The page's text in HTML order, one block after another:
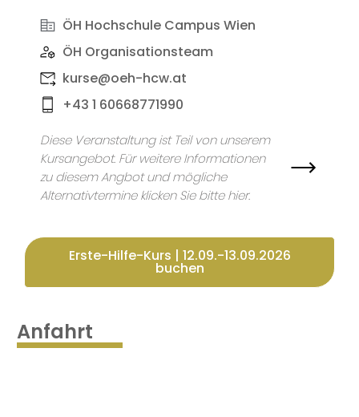
ÖH Hochschule Campus Wien
ÖH Organisationsteam
kurse@oeh-hcw.at
+43 1 60668771990
Diese Veranstaltung ist Teil von unserem
Kursangebot. Für weitere Informationen
zu diesem Angbot und mögliche
Alternativtermine klicken Sie bitte hier.
Erste-Hilfe-Kurs | 12.09.-13.09.2026
buchen
Anfahrt